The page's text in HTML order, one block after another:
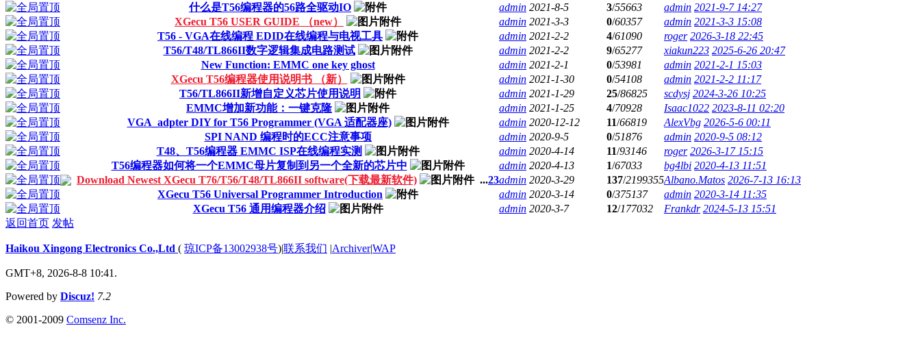
什么是T56编程器的56路全驱动IO
admin 2021-8-5 3/55663 admin 2021-9-7 14:27
XGecu T56 USER GUIDE （new）
admin 2021-3-3 0/60357 admin 2021-3-3 15:08
T56 - VGA在线编程 EDID在线编程与电视工具
admin 2021-2-2 4/61090 roger 2026-3-18 22:45
T56/T48/TL866II数字逻辑集成电路测试
admin 2021-2-2 9/65277 xiakun223 2025-6-26 20:47
New Function: EMMC one key ghost
admin 2021-2-1 0/53981 admin 2021-2-1 15:03
XGecu T56编程器使用说明书 （新）
admin 2021-1-30 0/54108 admin 2021-2-2 11:17
T56/TL866II新增自定义芯片使用说明
admin 2021-1-29 25/86825 scdysj 2024-3-26 10:25
EMMC增加新功能：一键克隆
admin 2021-1-25 4/70928 Isaac1022 2023-8-11 02:20
VGA_adpter DIY for T56 Programmer (VGA 适配器座)
admin 2020-12-12 11/66819 AlexVbg 2026-5-6 00:11
SPI NAND 编程时的ECC注意事项
admin 2020-9-5 0/51876 admin 2020-9-5 08:12
T48、T56编程器 EMMC ISP在线编程实测
admin 2020-4-14 11/93146 roger 2026-3-17 15:15
T56编程器如何将一个EMMC母片复制到另一个全新的芯片中
admin 2020-4-13 1/67033 bg4lbi 2020-4-13 11:51
Download Newest XGecu T76/T56/T48/TL866II software(下载最新软件)
...23admin 2020-3-29 137/2199355Albano.Matos 2026-7-13 16:13
XGecu T56 Universal Programmer Introduction
admin 2020-3-14 0/375137 admin 2020-3-14 11:35
XGecu T56 通用编程器介绍
admin 2020-3-7 12/177032 Frankdr 2024-5-13 15:51
返回首页 发帖
Haikou Xingong Electronics Co.,Ltd ( 琼ICP备13002938号)|联系我们 |Archiver|WAP
GMT+8, 2026-8-8 10:41.
Powered by Discuz! 7.2
© 2001-2009 Comsenz Inc.